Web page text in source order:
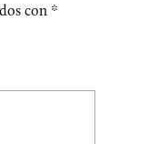
con *